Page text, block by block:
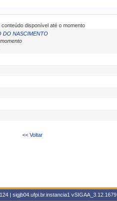
conteúdo disponível até o momento
DO NASCIMENTO
<< Voltar
| sigjb04.ufpi.br.instancia1 vSIGAA_3.12.1679